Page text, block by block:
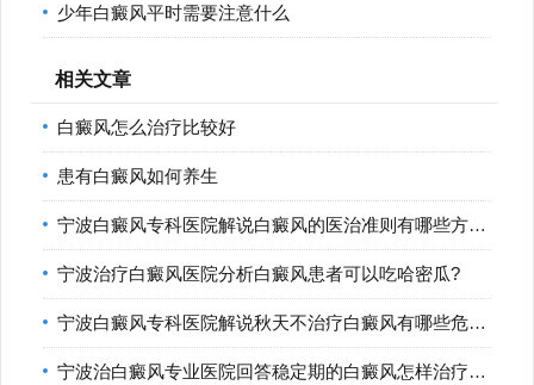
少年白癜风平时需要注意什么
相关文章
白癜风怎么治疗比较好
患有白癜风如何养生
宁波白癜风专科医院解说白癜风的医治准则有哪些方面?
宁波治疗白癜风医院分析白癜风患者可以吃哈密瓜?
宁波白癜风专科医院解说秋天不治疗白癜风有哪些危害?
宁波治白癜风专业医院回答稳定期的白癜风怎样治疗比较好?